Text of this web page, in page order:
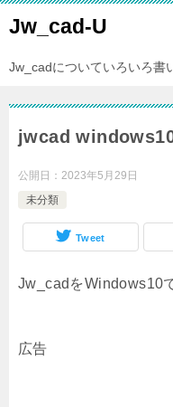
Jw_cad-U
Jw_cadについていろいろ書
jwcad
公開日： 2023年5月29日
未分類
Tweet
Jw_cadをWindows10
広告